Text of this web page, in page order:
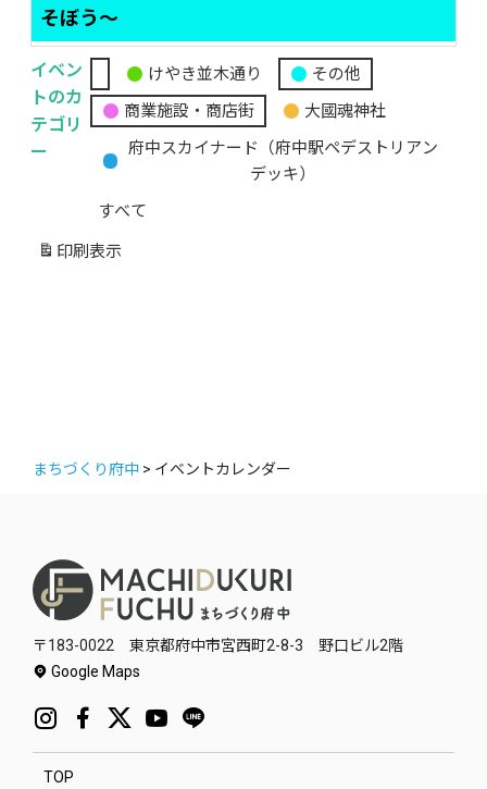
そぼう～
イベン
トのカ
テゴリ
ー
無
題
カ
ゴ
リ
けやき並木通り
その他
商業施設・商店街
大國魂神社
府中スカイナード（府中駅ペデストリアン
デッキ）
すべて
印刷 表示
まちづくり府中 > イベントカレンダー
〒183-0022 東京都府中市宮西町2-8-3 野口ビル2階
Google Maps
TOP